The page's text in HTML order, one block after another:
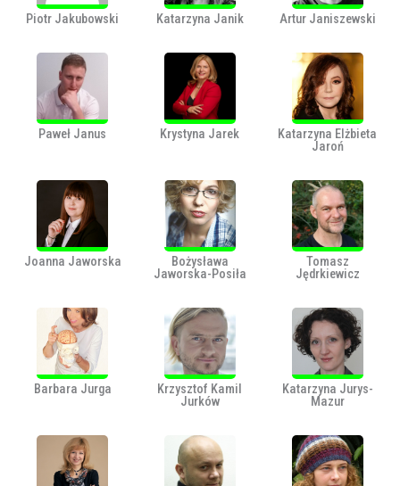
Piotr Jakubowski Katarzyna Janik Artur Janiszewski
Paweł Janus Krystyna Jarek
Katarzyna Elżbieta
Jaroń
Joanna Jaworska
Bożysława
Jaworska-Posiła
Tomasz
Jędrkiewicz
Barbara Jurga
Krzysztof Kamil
Jurków
Katarzyna Jurys-
Mazur